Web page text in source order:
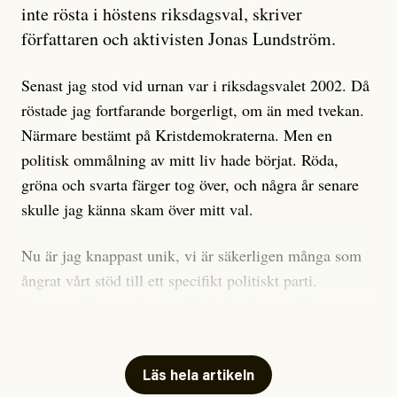
är sant, vad som är rykten”, utan den bidrar bara till
ännu mer ryktesspridning. Det finns inte ett enda bevis
misstänkta personen är en infiltratör. Det som läsaren
får veta är att personen har ändrat sina politiska åsikter
under åren, att den har raderat tidigare innehåll på sina
sociala medier, att artikelns författare inte förstår sig
på personens ekonomi och att det tydligen finns
anonyma röster inom rörelsen som säger saker som
anses vara anledningar att titta närmare på personen,
men ingenting av detta är tillräckligt för att hänga ut
inom palestinarörelsen.
inte rösta i höstens riksdagsval, skriver
författaren och aktivisten Jonas Lundström.
Senast jag stod vid urnan var i riksdagsvalet 2002. Då
röstade jag fortfarande borgerligt, om än med tvekan.
Närmare bestämt på Kristdemokraterna. Men en
politisk ommålning av mitt liv hade börjat. Röda,
gröna och svarta färger tog över, och några år senare
skulle jag känna skam över mitt val.
Nu är jag knappast unik, vi är säkerligen många som
ångrat vårt stöd till ett specifikt politiskt parti.
Mitt huvudargument för riksdagsvalsbojkott är etiskt.
Läs hela artikeln